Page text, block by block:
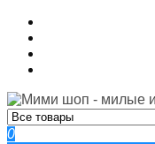
Skip
content
0